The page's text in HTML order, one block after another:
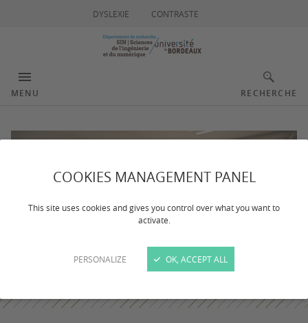
COOKIES MANAGEMENT PANEL
This site uses cookies and gives you control over what you want to
activate.
PERSONALIZE OK, ACCEPT ALL
DYSLEXIE CONTRASTE
MENU RECHERCHE